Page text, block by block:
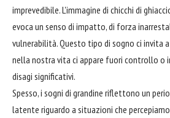
imprevedibile. L'immagine di chicchi di
evoca un senso di impatto, di forza
vulnerabilità. Questo tipo di sogno ci invita
nella nostra vita ci appare fuori controllo o
disagi significativi.
Spesso, i sogni di grandine riflettono un
latente riguardo a situazioni che